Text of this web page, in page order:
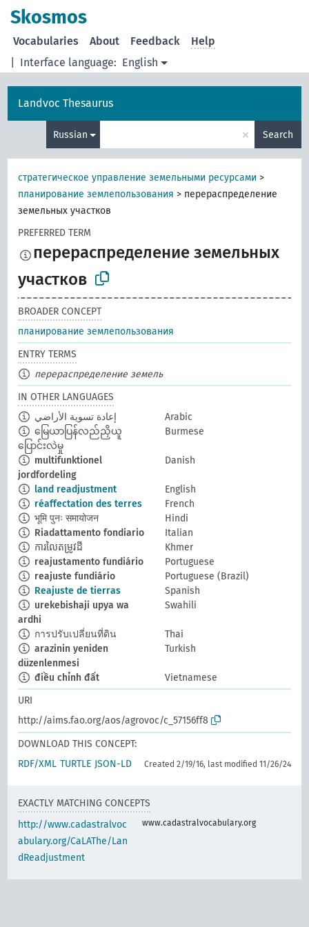
Skosmos
Interface language: English
Vocabularies About Feedback Help
Landvoc Thesaurus
Russian × Search
стратегическое управление земельными ресурсами >
планирование землепользования > перераспределение
земельных участков
PREFERRED TERM
перераспределение земельных
участков
BROADER CONCEPT
планирование землепользования
ENTRY TERMS
перераспределение земель
IN OTHER LANGUAGES
إعادة تسوية الأراضي
Arabic
မြေယာပြန်လည်ညှိယူ
ပြောင်းလဲမှု
Burmese
multifunktionel
jordfordeling
Danish
land readjustment
English
réaffectation des terres
French
भूमि पुनः समायोजन
Hindi
Riadattamento fondiario
Italian
ការលៃតម្រូវដី
Khmer
reajustamento fundiário
Portuguese
reajuste fundiário
Portuguese (Brazil)
Reajuste de tierras
Spanish
urekebishaji upya wa
ardhi
Swahili
การปรับเปลี่ยนที่ดิน
Thai
arazinin yeniden
düzenlenmesi
Turkish
điều chỉnh đất
Vietnamese
URI
http://aims.fao.org/aos/agrovoc/c_57156ff8
DOWNLOAD THIS CONCEPT:
RDF/XML TURTLE JSON-LD Created 2/19/16, last modified 11/26/24
EXACTLY MATCHING CONCEPTS
http://www.cadastralvoc
abulary.org/CaLAThe/Lan
dReadjustment
www.cadastralvocabulary.org